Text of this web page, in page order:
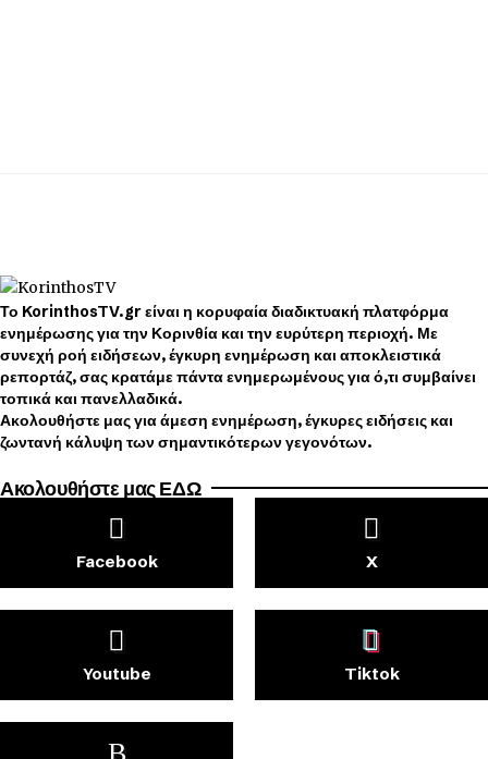
Το KorinthosTV.gr είναι η κορυφαία διαδικτυακή πλατφόρμα
ενημέρωσης για την Κορινθία και την ευρύτερη περιοχή. Με
συνεχή ροή ειδήσεων, έγκυρη ενημέρωση και αποκλειστικά
ρεπορτάζ, σας κρατάμε πάντα ενημερωμένους για ό,τι συμβαίνει
τοπικά και πανελλαδικά.
Ακολουθήστε μας για άμεση ενημέρωση, έγκυρες ειδήσεις και
ζωντανή κάλυψη των σημαντικότερων γεγονότων.
Ακολουθήστε μας ΕΔΩ
Facebook X
Youtube Tiktok